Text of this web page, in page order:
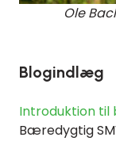
Ole
Blogindlæg
Introduktion til
Bæredygtig